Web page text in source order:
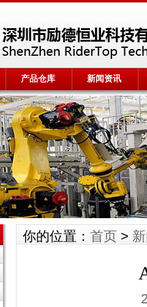
产品仓库 新闻资讯
你的位置： 首页 >